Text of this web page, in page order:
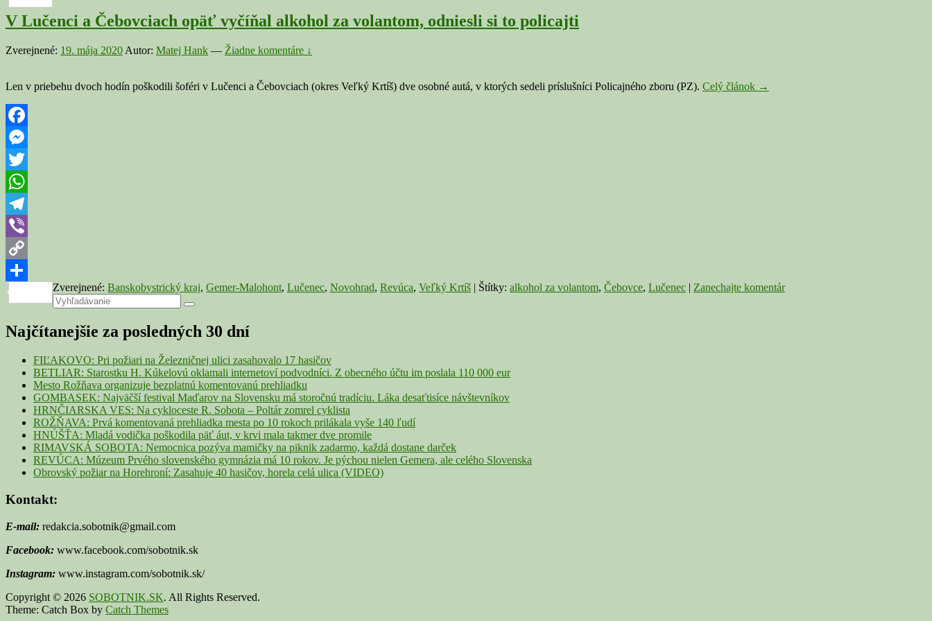
V Lučenci a Čebovciach opäť vyčíňal alkohol za volantom, odniesli si to policajti
Zverejnené: 19. mája 2020 Autor: Matej Hank — Žiadne komentáre ↓
Len v priebehu dvoch hodín poškodili šoféri v Lučenci a Čebovciach (okres Veľký Krtíš) dve osobné autá, v ktorých sedeli príslušníci Policajného zboru (PZ). Celý článok V
→
Facebook
Messenger
Twitter
WhatsApp
Telegram
Viber
Copy
Link
Share
Zverejnené: Banskobystrický kraj, Gemer-Malohont, Lučenec, Novohrad, Revúca, Veľký Krtíš | Štítky: alkohol za volantom, Čebovce, Lučenec | Zanechajte komentár
Primary
Sidebar
Widget
Area
Search
for:
Search
Najčítanejšie za posledných 30 dní
FIĽAKOVO: Pri požiari na Železničnej ulici zasahovalo 17 hasičov
BETLIAR: Starostku H. Kúkelovú oklamali internetoví podvodníci. Z obecného účtu im poslala 110 000 eur
Mesto Rožňava organizuje bezplatnú komentovanú prehliadku
GOMBASEK: Najväčší festival Maďarov na Slovensku má storočnú tradíciu. Láka desaťtisíce návštevníkov
HRNČIARSKA VES: Na cykloceste R. Sobota – Poltár zomrel cyklista
ROŽŇAVA: Prvá komentovaná prehliadka mesta po 10 rokoch prilákala vyše 140 ľudí
HNÚŠŤA: Mladá vodička poškodila päť áut, v krvi mala takmer dve promile
RIMAVSKÁ SOBOTA: Nemocnica pozýva mamičky na piknik zadarmo, každá dostane darček
REVÚCA: Múzeum Prvého slovenského gymnázia má 10 rokov. Je pýchou nielen Gemera, ale celého Slovenska
Obrovský požiar na Horehroní: Zasahuje 40 hasičov, horela celá ulica (VIDEO)
Kontakt:
E-mail: redakcia.sobotnik@gmail.com
Facebook: www.facebook.com/sobotnik.sk
Instagram: www.instagram.com/sobotnik.sk/
Copyright © 2026 SOBOTNIK.SK. All Rights Reserved.
Theme: Catch Box by Catch Themes